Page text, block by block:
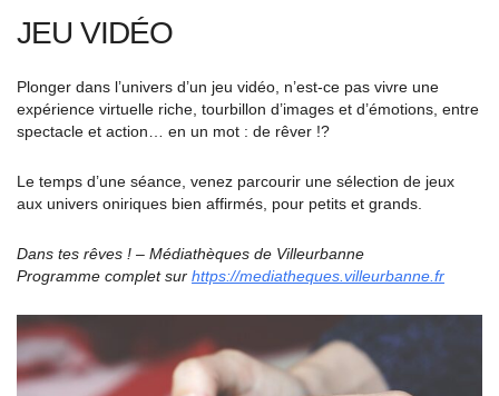
JEU VIDÉO
Plonger dans l’univers d’un jeu vidéo, n’est-ce pas vivre une
expérience virtuelle riche, tourbillon d’images et d’émotions, entre
spectacle et action… en un mot : de rêver !?
Le temps d’une séance, venez parcourir une sélection de jeux
aux univers oniriques bien affirmés, pour petits et grands.
Dans tes rêves ! – Médiathèques de Villeurbanne
Programme complet sur https://mediatheques.villeurbanne.fr